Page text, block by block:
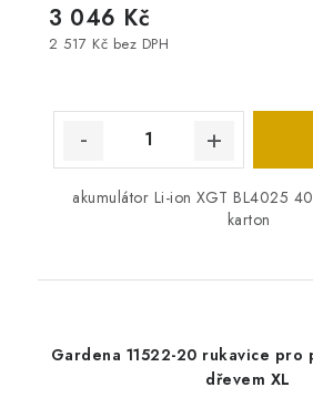
2 517 Kč bez DPH
3 046 Kč
akumulátor Li-ion XGT BL4025
karton
Gardena 11522-20 rukavice pro
dřevem XL